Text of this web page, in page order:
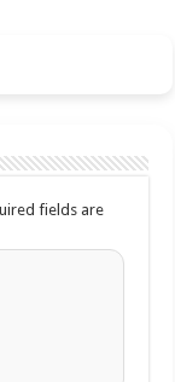
fields are